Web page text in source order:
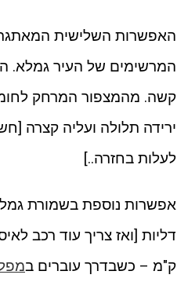
האפשרות השלישית
המרשימים של העיר גמלא.
ירידה תלולה ועליה קצרה
לעלות בחזרה..]
אפשרות נוספת בשמורת
ק"מ – כשבדרך עוברים ב